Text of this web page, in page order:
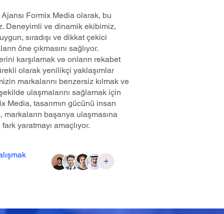
Formix Media olarak, bu
Deneyimli ve dinamik ekibimiz,
sıradışı ve dikkat çekici
öne çıkmasını sağlıyor.
karşılamak ve onların rekabet
olarak yenilikçi yaklaşımlar
markalarını benzersiz kılmak ve
ulaşmalarını sağlamak için
Media, tasarımın gücünü insan
başarıya ulaşmasına
yaratmayı amaçlıyor.